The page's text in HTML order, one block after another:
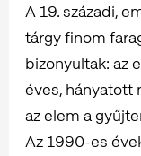
A 19. századi,
tárgy finom
bizonyultak: az
éves, hányatott
az elem a
Az 1990-es